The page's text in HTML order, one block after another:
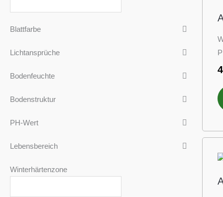
Blattfarbe
Lichtansprüche
Bodenfeuchte
Bodenstruktur
PH-Wert
Lebensbereich
Winterhärtenzone